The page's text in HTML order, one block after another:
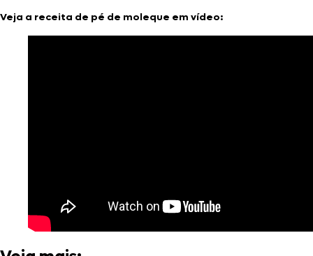
Veja a receita de pé de moleque em vídeo: